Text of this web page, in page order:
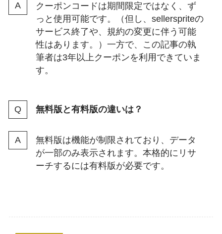
クーポンコードは期間限定ではなく、ず
っと使用可能です。（但し、sellerspriteの
サービス終了や、規約の変更に伴う可能
性はあります。）一方で、この記事の執
筆者は3年以上クーポンを利用できていま
す。
無料版と有料版の違いは？
無料版は機能が制限されており、データ
が一部のみ表示されます。本格的にリサ
ーチするには有料版が必要です。